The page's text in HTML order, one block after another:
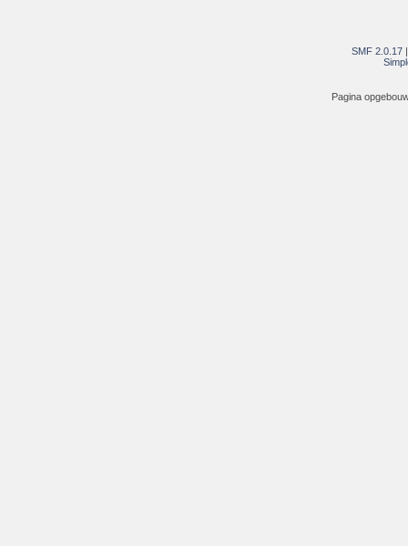
SMF 2.0.17
Pagina